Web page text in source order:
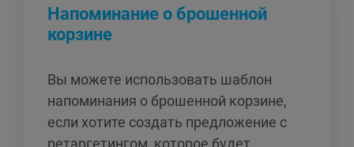
Напоминание о брошенной
корзине
Вы можете использовать шаблон
напоминания о брошенной корзине,
если хотите создать предложение с
ретаргетингом, которое будет